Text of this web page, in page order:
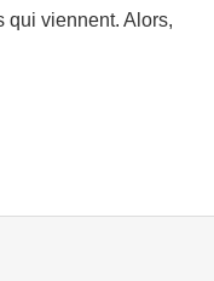
qui viennent. Alors,